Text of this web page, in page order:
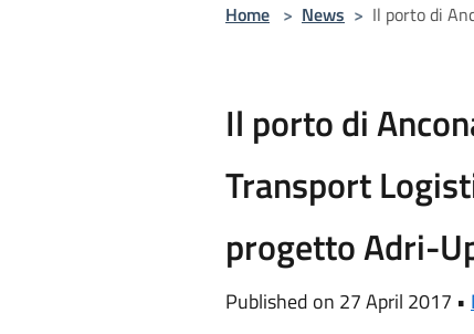
Home > News > Il porto di
Il porto di
Transport
progetto Adri-
Published on 27 April 2017 •